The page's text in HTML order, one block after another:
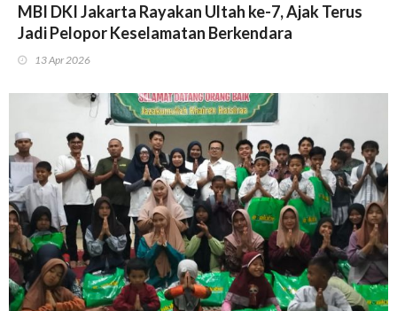
MBI DKI Jakarta Rayakan Ultah ke-7, Ajak Terus
Jadi Pelopor Keselamatan Berkendara
13 Apr 2026